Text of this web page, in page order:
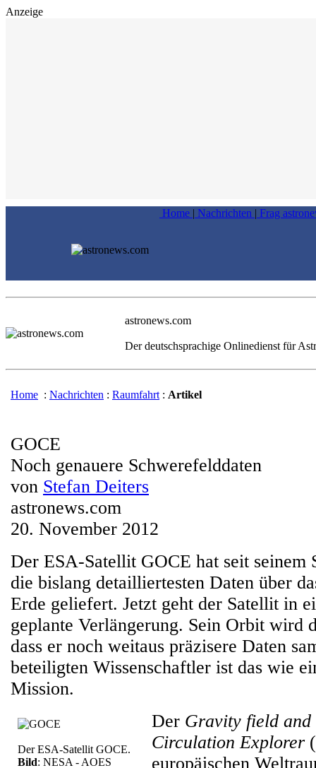
Anzeige
Home | Nachrichten | Frag
astronews.com
Der deutschsprachige Onlinedienst für
Home : Nachrichten : Raumfahrt : Artikel
GOCE
Noch genauere Schwerefelddaten
von Stefan Deiters
astronews.com
20. November 2012
Der ESA-Satellit GOCE hat seit seinem
die bislang detailliertesten Daten über
Erde geliefert. Jetzt geht der Satellit in
geplante Verlängerung. Sein Orbit wird
dass er noch weitaus präzisere Daten
beteiligten Wissenschaftler ist das wie
Mission.
Der ESA-Satellit GOCE.
Bild: NESA - AOES
Der Gravity field and
Circulation Explorer
europäischen